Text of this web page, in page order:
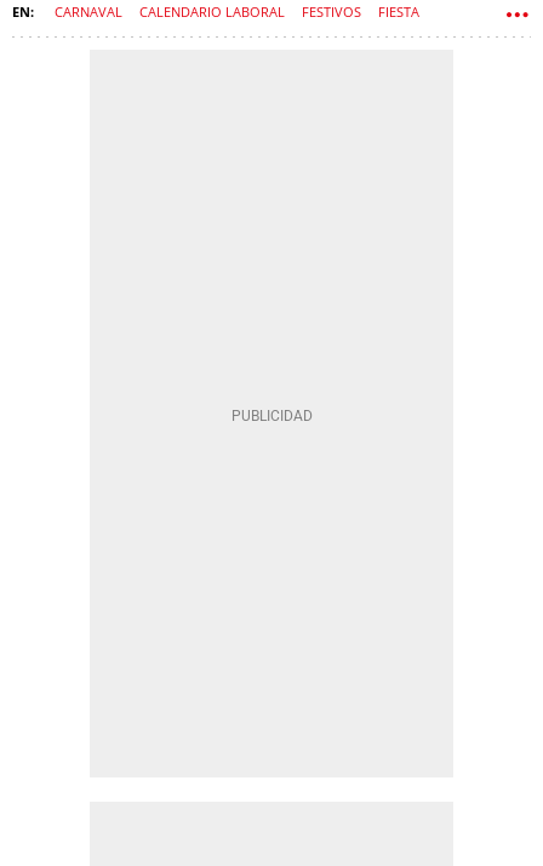
CARNAVAL CALENDARIO LABORAL FESTIVOS FIESTA